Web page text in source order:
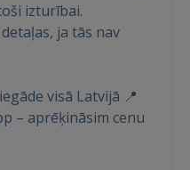
izturībai.
ja tās nav
visā Latvijā 📍
– aprēķināsim cenu